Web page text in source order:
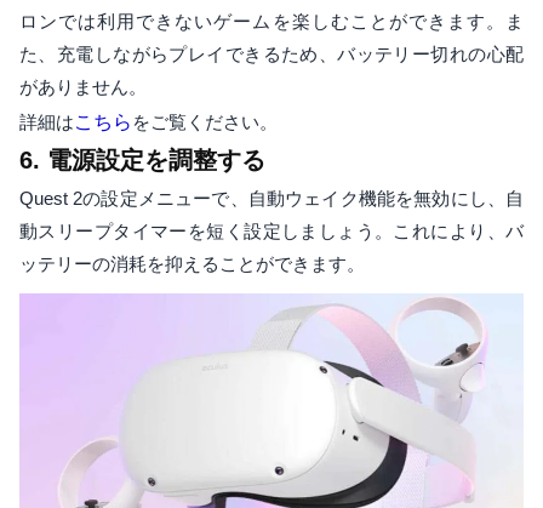
ロンでは利用できないゲームを楽しむことができます。ま
た、充電しながらプレイできるため、バッテリー切れの心配
がありません。
詳細はこちら をご覧ください。
6. 電源設定を調整する
Quest 2の設定メニューで、自動ウェイク機能を無効にし、自
動スリープタイマーを短く設定しましょう。これにより、バ
ッテリーの消耗を抑えることができます。